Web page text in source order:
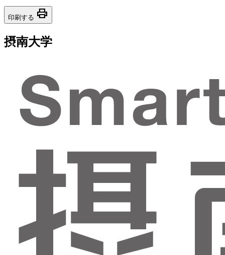
印刷する print
摂南大学